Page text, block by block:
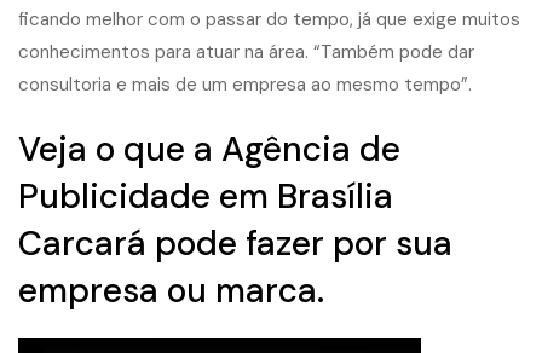
ficando melhor com o passar do tempo, já que exige muitos
conhecimentos para atuar na área. “Também pode dar
consultoria e mais de um empresa ao mesmo tempo”.
Veja o que a Agência de
Publicidade em Brasília
Carcará pode fazer por sua
empresa ou marca.